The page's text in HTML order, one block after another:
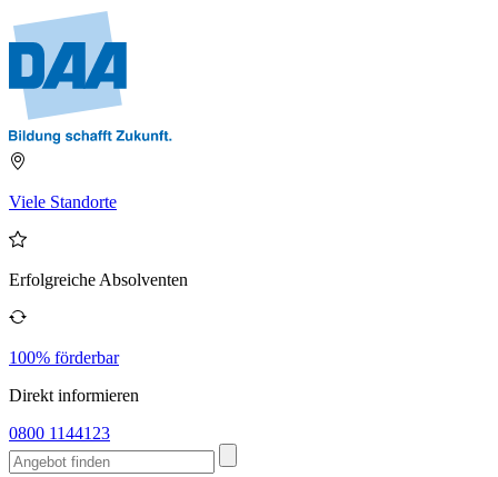
Viele Standorte
Erfolgreiche Absolventen
100% förderbar
Direkt informieren
0800 1144123